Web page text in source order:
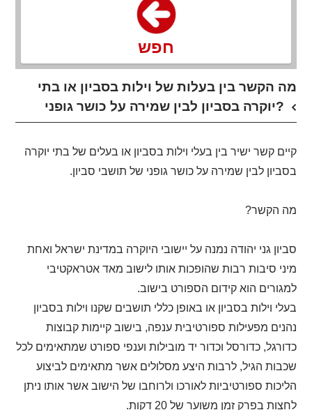
חפש
מה הקשר בין בעלות של וילות בסביון או בתי
יוקרה בסביון לבין שמירה על כושר גופני?
קיים קשר ישיר בין בעלי וילות בסביון או בעלים של בתי יוקרה
בסביון לבין שמירה על כושר גופני של תושבי סביון.
מה הקשר?
סביון גני יהודה נמנה על יישובי היוקרה במדינת ישראל ואחת
מיני סיבות רבות שהופכות אותו לישוב מאד אטראקטיבי
למגורים הוא קידום הספורט בישוב.
בעלי וילות בסביון או באופן כללי תושבים שקנו וילות בסביון
נהנים מפעילות ספורטיבית ענפה, בישוב קיימות קבוצות
כדורגל, כדורסל וכדור יד מובילות וענפי ספורט שמתאימים לכל
שכבות הגיל, לרבות היצע מסלולים אשר מתאימים לביצוע
הליכות ספורטיביות לאורכו ולרוחבו של הישוב אשר אותו ניתן
לחצות בפרק זמן משוער של 20 דקות.